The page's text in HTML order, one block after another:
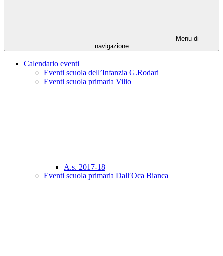
Menu di
navigazione
Calendario eventi
Eventi scuola dell’Infanzia G.Rodari
Eventi scuola primaria Vilio
A.s. 2017-18
Eventi scuola primaria Dall′Oca Bianca